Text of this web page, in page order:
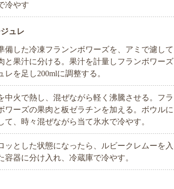
冷やす
ュレ
備した冷凍フランンボワーズを、アミで濾して
と果汁に分ける。果汁を計量しフランボワーズ
レを足し200mlに調整する。
中火で熱し、混ぜながら軽く沸騰させる。フラ
ワーズの果肉と板ゼラチンを加える。ボウルに
て、時々混ぜながら当て氷水で冷やす。
ッとした状態になったら、ルビークレムーを入
容器に分け入れ、冷蔵庫で冷やす。